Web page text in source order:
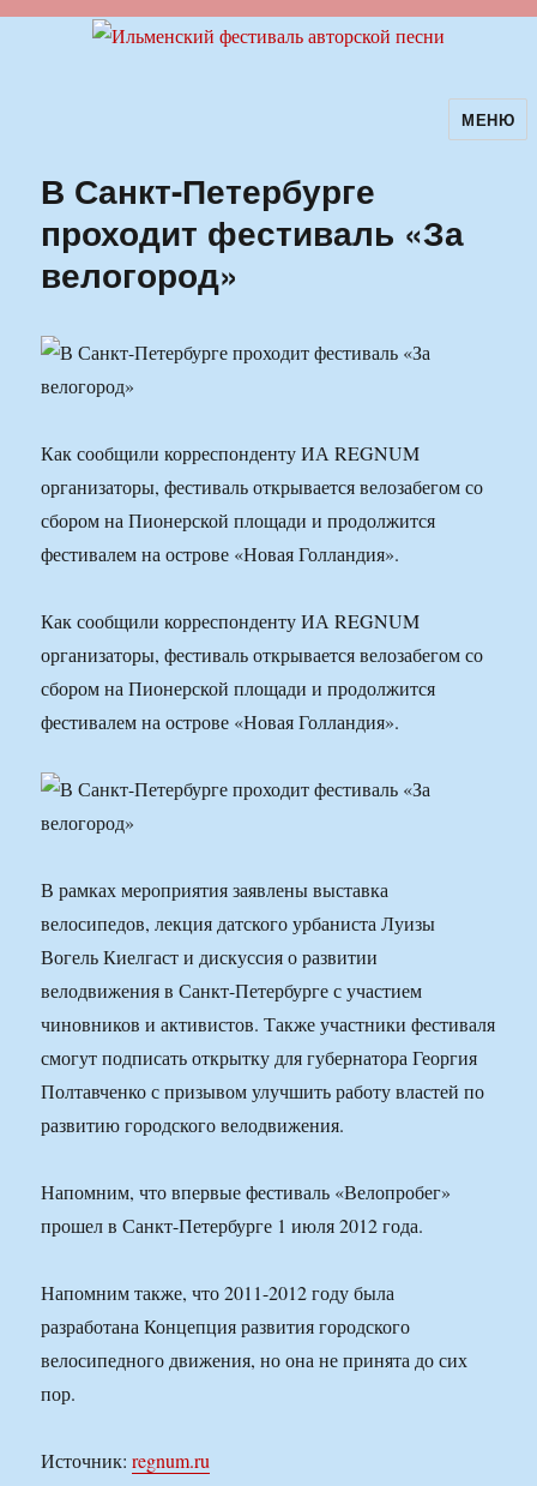
Ильменский фестиваль авторскойМЕНЮ
В Санкт-Петербурге
проходит фестиваль «За
велогород»
Как сообщили корреспонденту ИА REGNUM
организаторы, фестиваль открывается велозабегом со
сбором на Пионерской площади и продолжится
фестивалем на острове «Новая Голландия».
Как сообщили корреспонденту ИА REGNUM
организаторы, фестиваль открывается велозабегом со
сбором на Пионерской площади и продолжится
фестивалем на острове «Новая Голландия».
В рамках мероприятия заявлены выставка
велосипедов, лекция датского урбаниста Луизы
Вогель Киелгаст и дискуссия о развитии
велодвижения в Санкт-Петербурге с участием
чиновников и активистов. Также участники фестиваля
смогут подписать открытку для губернатора Георгия
Полтавченко с призывом улучшить работу властей по
развитию городского велодвижения.
Напомним, что впервые фестиваль «Велопробег»
прошел в Санкт-Петербурге 1 июля 2012 года.
Напомним также, что 2011-2012 году была
разработана Концепция развития городского
велосипедного движения, но она не принята до сих
пор.
Источник:regnum.ru